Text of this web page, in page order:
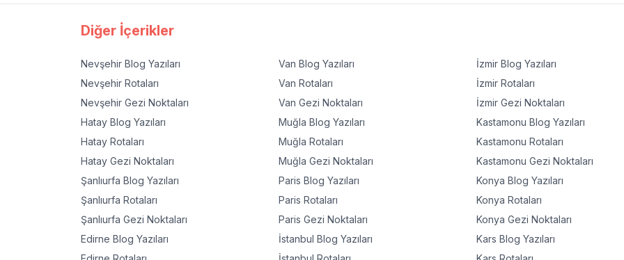
Diğer İçerikler
Nevşehir Blog Yazıları
Nevşehir Rotaları
Nevşehir Gezi Noktaları
Hatay Blog Yazıları
Hatay Rotaları
Hatay Gezi Noktaları
Şanlıurfa Blog Yazıları
Şanlıurfa Rotaları
Şanlıurfa Gezi Noktaları
Edirne Blog Yazıları
Van Blog Yazıları
Van Rotaları
Van Gezi Noktaları
Muğla Blog Yazıları
Muğla Rotaları
Muğla Gezi Noktaları
Paris Blog Yazıları
Paris Rotaları
Paris Gezi Noktaları
İstanbul Blog Yazıları
İzmir Blog Yazıları
İzmir Rotaları
İzmir Gezi Noktaları
Kastamonu Blog Yazıları
Kastamonu Rotaları
Kastamonu Gezi Noktaları
Konya Blog Yazıları
Konya Rotaları
Konya Gezi Noktaları
Kars Blog Yazıları